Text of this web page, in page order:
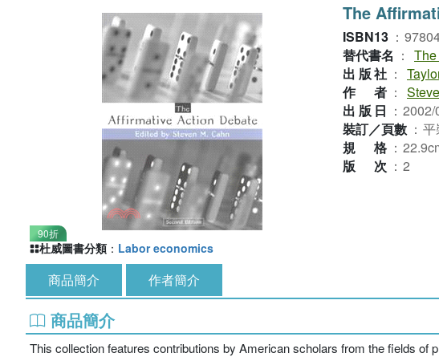
90折
The
ISBN13 ：
替代書名 ：
出版社 ：
作者 ：
出版日 ： 2002/
裝訂／頁數 ：
規格 ：
版次 ： 2
杜威圖書分類 ： Labor economics
商品簡介 作者簡介
商品簡介
This collection features contributions by American scholars from the fields of